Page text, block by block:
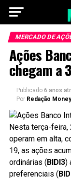
MERCADO DE
Ações
chegam a
Publicado 6 anos
Por Redação
Nesta terça-feira,
operam em alta,
19, as ações
ordinárias (BIDI3)
preferenciais (